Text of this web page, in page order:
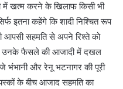
में खत्म करने के खिलाफ किसी भी
इतना कहेंगे कि शादी निश्चित रूप
आपसी सहमति से अपने रिश्ते को
उनके फैसले की आजादी में दखल
भंभानी और रेनू भटनागर की पूरी
के बीच आजाद सहमति का